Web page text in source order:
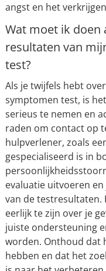
angst en het
Wat moet ik doen
resultaten van
test?
Als je twijfels hebt
symptomen test, is
serieus te nemen en
raden om contact op
hulpverlener, zoals
gespecialiseerd is in
evaluatie uitvoeren
van de testresultaten.
eerlijk te zijn over je
juiste ondersteuning
worden. Onthoud dat
hebben en dat het